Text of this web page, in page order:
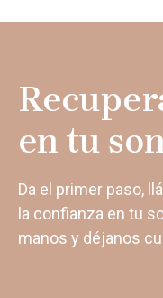
en tu
Da el primer paso,
la confianza en tu
manos y déjanos